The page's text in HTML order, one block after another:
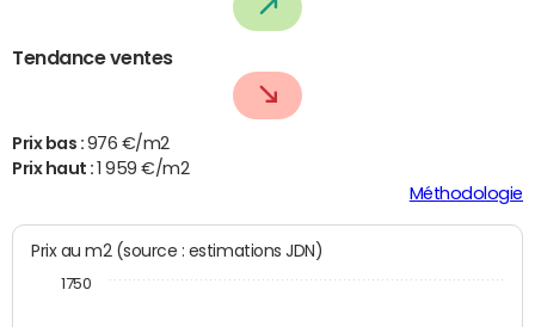
Tendance ventes
Prix bas : 976 €/m2
Prix haut :
1 959 €/m2
Méthodologie
Prix au m2 (source : estimations JDN)
1750